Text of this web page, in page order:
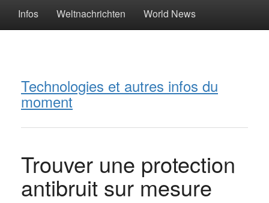
Infos Weltnachrichten World News
Technologies et autres infos du
moment
Trouver une protection
antibruit sur mesure